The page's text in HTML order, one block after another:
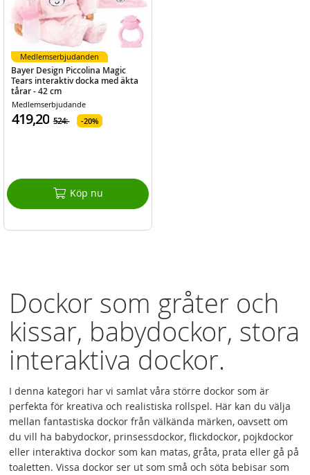
Bayer Design Piccolina Magic
Tears interaktiv docka med äkta
tårar - 42 cm
Medlemserbjudande
419,20 524:- 20%
Köp nu
Medlemserbjudanden
Dockor som gråter och
kissar, babydockor, stora
interaktiva dockor.
I denna kategori har vi samlat våra större dockor som är
perfekta för kreativa och realistiska rollspel. Här kan du välja
mellan fantastiska dockor från välkända märken, oavsett om
du vill ha babydockor, prinsessdockor, flickdockor, pojkdockor
eller interaktiva dockor som kan matas, gråta, prata eller gå på
toaletten. Vissa dockor ser ut som små och söta bebisar som